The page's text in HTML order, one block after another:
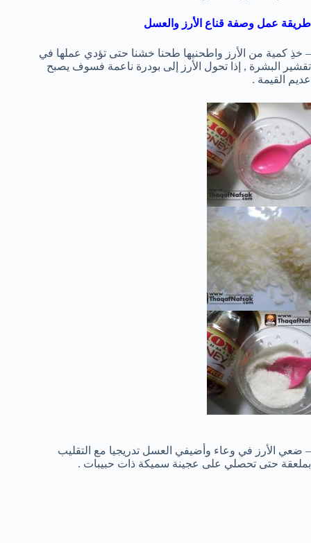
طريقة عمل وصفة قناع الأرز والعسل
– خذِ كمية من الأرز واطحنيها طحنا خشنا حتى تؤدي عملها في
تقشير البشرة , إذا تحول الأرز إلى بودرة ناعمة فسوف يصبح
عديم القيمة .
– ضعي الأرز في وعاء وأضيفي العسل تدريجيا مع التقليب
بملعقة حتى تحصلي على عجينة سميكة ذات حبيبات .